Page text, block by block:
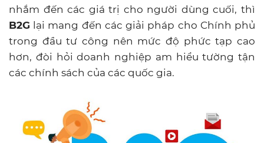
nhắm đến các giá trị cho người dùng cuối, thì
B2G lại mang đến các giải pháp cho Chính phủ
trong đầu tư công nên mức độ phức tạp cao
hơn, đòi hỏi doanh nghiệp am hiểu tường tận
các chính sách của các quốc gia.